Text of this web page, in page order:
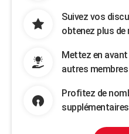
Suivez vos
obtenez plus de
Mettez en
autres membres
Profitez de